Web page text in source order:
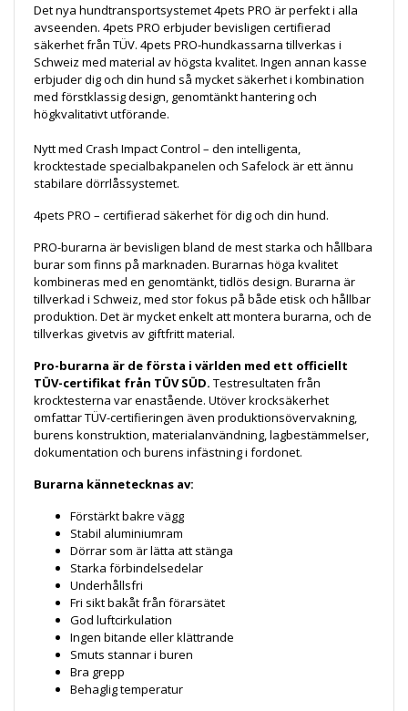
Det nya hundtransportsystemet 4pets PRO är perfekt i alla
avseenden. 4pets PRO erbjuder bevisligen certifierad
säkerhet från TÜV. 4pets PRO-hundkassarna tillverkas i
Schweiz med material av högsta kvalitet. Ingen annan kasse
erbjuder dig och din hund så mycket säkerhet i kombination
med förstklassig design, genomtänkt hantering och
högkvalitativt utförande.
Nytt med Crash Impact Control – den intelligenta,
krocktestade specialbakpanelen och Safelock är ett ännu
stabilare dörrlåssystemet.
4pets PRO – certifierad säkerhet för dig och din hund.
PRO-burarna är bevisligen bland de mest starka och hållbara
burar som finns på marknaden. Burarnas höga kvalitet
kombineras med en genomtänkt, tidlös design. Burarna är
tillverkad i Schweiz, med stor fokus på både etisk och hållbar
produktion. Det är mycket enkelt att montera burarna, och de
tillverkas givetvis av giftfritt material.
Pro-burarna är de första i världen med ett officiellt
TÜV-certifikat från TÜV SÜD. Testresultaten från
krocktesterna var enastående. Utöver krocksäkerhet
omfattar TÜV-certifieringen även produktionsövervakning,
burens konstruktion, materialanvändning, lagbestämmelser,
dokumentation och burens infästning i fordonet.
Burarna kännetecknas av:
Förstärkt bakre vägg
Stabil aluminiumram
Dörrar som är lätta att stänga
Starka förbindelsedelar
Underhållsfri
Fri sikt bakåt från förarsätet
God luftcirkulation
Ingen bitande eller klättrande
Smuts stannar i buren
Bra grepp
Behaglig temperatur